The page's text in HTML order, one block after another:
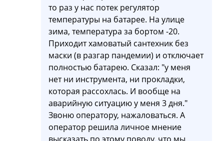
то раз у нас потек регулятор
температуры на батарее. На улице
зима, температура за бортом -20.
Приходит хамоватый сантехник без
маски (в разгар пандемии) и отключает
полностью батарею. Сказал: "у меня
нет ни инструмента, ни прокладки,
которая рассохлась. И вообще на
аварийную ситуацию у меня 3 дня."
Звоню оператору, нажаловаться. А
оператор решила личное мнение